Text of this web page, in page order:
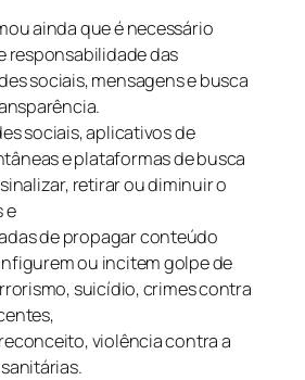
ainda que é necessário
responsabilidade das
sociais, mensagens e busca
sociais, aplicativos de
e plataformas de busca
retirar ou diminuir o
e
de propagar conteúdo
ou incitem golpe de
suicídio, crimes contra
violência contra a